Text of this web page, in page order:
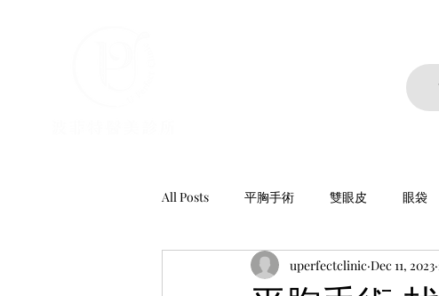
All Posts 平胸手術 雙眼皮 眼袋
uperfectclinic Dec 11, 2023